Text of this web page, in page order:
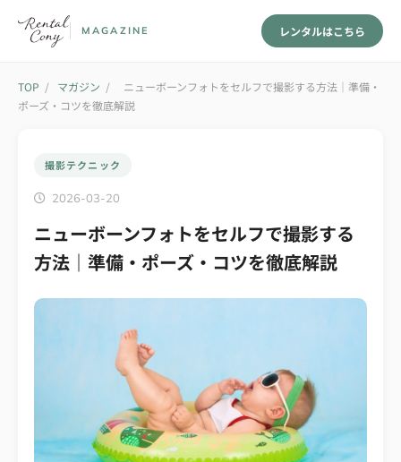
MAGAZINE レンタルはこちら
TOP / マガジン /
ニューボーンフォトをセルフで撮影する方法｜準備・
ポーズ・コツを徹底解説
撮影テクニック
2026-03-20
ニューボーンフォトをセルフで撮影する
方法｜準備・ポーズ・コツを徹底解説